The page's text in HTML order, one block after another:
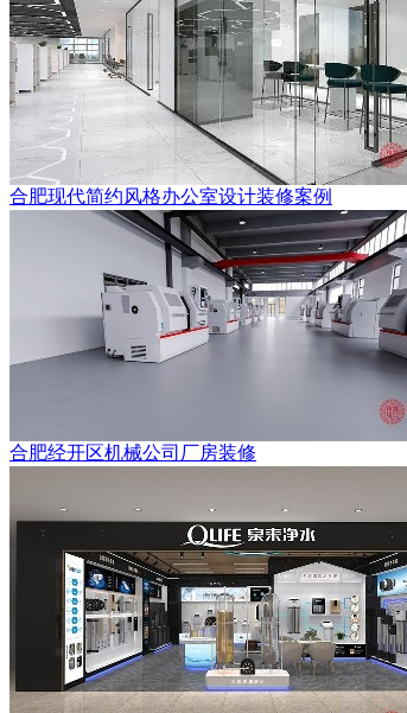
合肥现代简约风格办公室设计装修案例
合肥经开区机械公司厂房装修